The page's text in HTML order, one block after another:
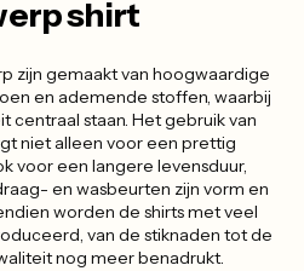
shirt
zijn gemaakt van hoogwaardige
en ademende stoffen, waarbij
staan. Het gebruik van
niet alleen voor een prettig
voor een langere levensduur,
en wasbeurten zijn vorm en
worden de shirts met veel
van de stiknaden tot de
nog meer benadrukt.